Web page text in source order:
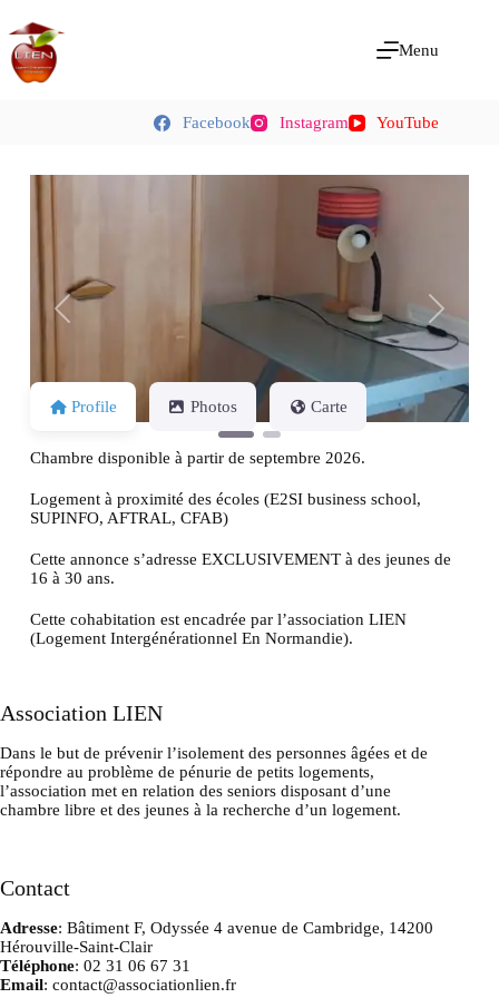
Menu
Facebook Instagram YouTube
Previous Next
Profile Photos Carte
Chambre disponible à partir de septembre 2026.
Logement à proximité des écoles (E2SI business school,
SUPINFO, AFTRAL, CFAB)
Cette annonce s’adresse EXCLUSIVEMENT à des jeunes de
16 à 30 ans.
Cette cohabitation est encadrée par l’association LIEN
(Logement Intergénérationnel En Normandie).
Association LIEN
Dans le but de prévenir l’isolement des personnes âgées et de
répondre au problème de pénurie de petits logements,
l’association met en relation des seniors disposant d’une
chambre libre et des jeunes à la recherche d’un logement.
Contact
Adresse: Bâtiment F, Odyssée 4 avenue de Cambridge, 14200
Hérouville-Saint-Clair
Téléphone: 02 31 06 67 31
Email: contact@associationlien.fr